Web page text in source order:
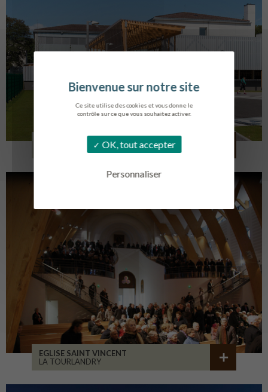
Ce site utilise des cookies et vous donne le
contrôle sur ce que vous souhaitez activer.
OK, tout accepter
Personnaliser
COLLÈGE MONTMORENCY
BOURBONNE-LES-BAINS
EGLISE SAINT VINCENT
LA TOURLANDRY